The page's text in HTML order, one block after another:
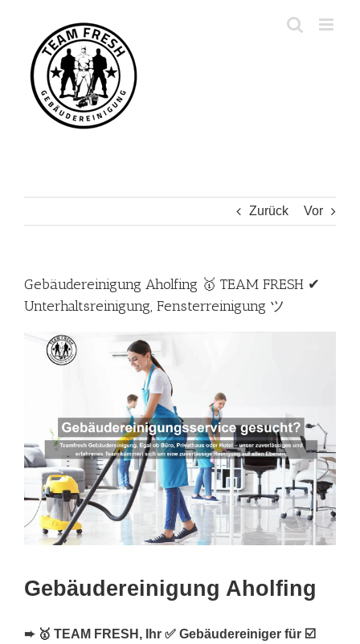
springen
Zurück Vor
Gebäudereinigung Aholfing 🥇 TEAM FRESH ✔
Unterhaltsreinigung, Fensterreinigung ツ
Gebäudereinigung Aholfing
➨ 🥇 TEAM FRESH, Ihr ✅ Gebäudereiniger für ☑️